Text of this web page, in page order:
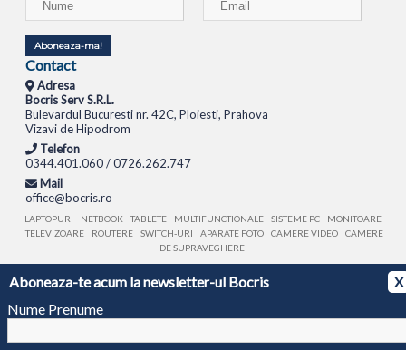
Aboneaza-te acum la newsletter-ul Bocris
X
Nume Prenume
Aboneaza-ma!
Contact
Adresa
Bocris Serv S.R.L.
Bulevardul Bucuresti nr. 42C, Ploiesti, Prahova
Vizavi de Hipodrom
Telefon
0344.401.060 / 0726.262.747
Mail
office@bocris.ro
LAPTOPURI NETBOOK TABLETE MULTIFUNCTIONALE SISTEME PC
MONITOARE
TELEVIZOARE
ROUTERE SWITCH-URI APARATE FOTO CAMERE VIDEO
CAMERE
DE SUPRAVEGHERE
© 1994 - 2026 BOCRIS SERV S.R.L. | CUI: RO6260085, REG. COM.: J29/2413/1994